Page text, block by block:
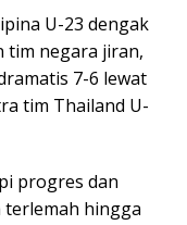
U-23 dengak
tim negara jiran,
7-6 lewat
tim Thailand U-
progres dan
terlemah hingga